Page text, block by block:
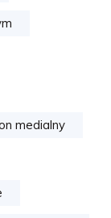
medialny